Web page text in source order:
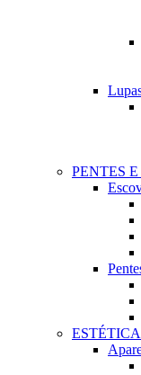
PENTES